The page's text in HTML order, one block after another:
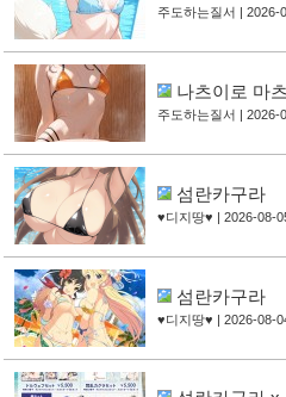
주도하는질서 | 2026-
나츠이로 마
주도하는질서 | 2026-
섬란카구라
♥디지땅♥ | 2026-08-
섬란카구라
♥디지땅♥ | 2026-08-